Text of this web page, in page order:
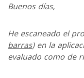
Buenos días,
He escaneado el
barras) en la
evaluado como de